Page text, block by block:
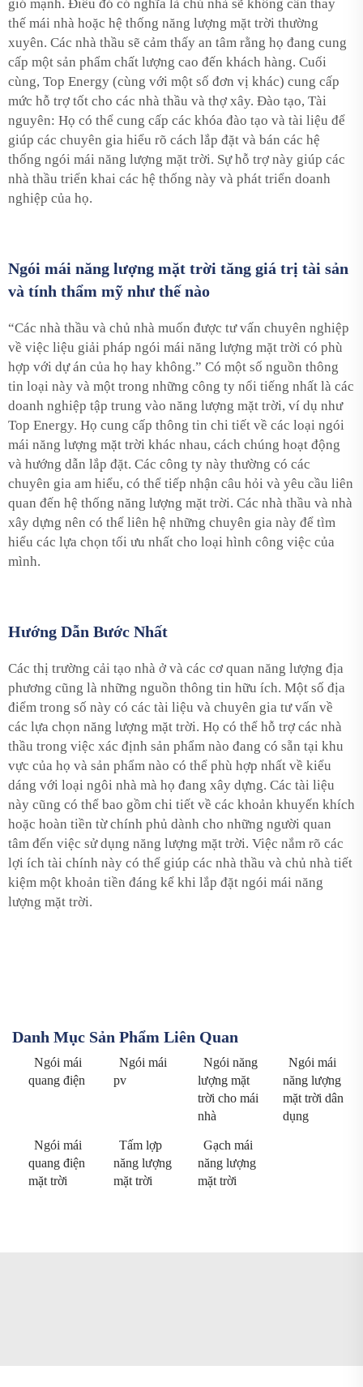
gió mạnh. Điều đó có nghĩa là chủ nhà sẽ không cần thay
thế mái nhà hoặc hệ thống năng lượng mặt trời thường
xuyên. Các nhà thầu sẽ cảm thấy an tâm rằng họ đang cung
cấp một sản phẩm chất lượng cao đến khách hàng. Cuối
cùng, Top Energy (cùng với một số đơn vị khác) cung cấp
mức hỗ trợ tốt cho các nhà thầu và thợ xây. Đào tạo, Tài
nguyên: Họ có thể cung cấp các khóa đào tạo và tài liệu để
giúp các chuyên gia hiểu rõ cách lắp đặt và bán các hệ
thống ngói mái năng lượng mặt trời. Sự hỗ trợ này giúp các
nhà thầu triển khai các hệ thống này và phát triển doanh
nghiệp của họ.
Ngói mái năng lượng mặt trời tăng giá trị tài sản
và tính thẩm mỹ như thế nào
“Các nhà thầu và chủ nhà muốn được tư vấn chuyên nghiệp
về việc liệu giải pháp ngói mái năng lượng mặt trời có phù
hợp với dự án của họ hay không.” Có một số nguồn thông
tin loại này và một trong những công ty nổi tiếng nhất là các
doanh nghiệp tập trung vào năng lượng mặt trời, ví dụ như
Top Energy. Họ cung cấp thông tin chi tiết về các loại ngói
mái năng lượng mặt trời khác nhau, cách chúng hoạt động
và hướng dẫn lắp đặt. Các công ty này thường có các
chuyên gia am hiểu, có thể tiếp nhận câu hỏi và yêu cầu liên
quan đến hệ thống năng lượng mặt trời. Các nhà thầu và nhà
xây dựng nên có thể liên hệ những chuyên gia này để tìm
hiểu các lựa chọn tối ưu nhất cho loại hình công việc của
mình.
Hướng Dẫn Bước Nhất
Các thị trường cải tạo nhà ở và các cơ quan năng lượng địa
phương cũng là những nguồn thông tin hữu ích. Một số địa
điểm trong số này có các tài liệu và chuyên gia tư vấn về
các lựa chọn năng lượng mặt trời. Họ có thể hỗ trợ các nhà
thầu trong việc xác định sản phẩm nào đang có sẵn tại khu
vực của họ và sản phẩm nào có thể phù hợp nhất về kiểu
dáng với loại ngôi nhà mà họ đang xây dựng. Các tài liệu
này cũng có thể bao gồm chi tiết về các khoản khuyến khích
hoặc hoàn tiền từ chính phủ dành cho những người quan
tâm đến việc sử dụng năng lượng mặt trời. Việc nắm rõ các
lợi ích tài chính này có thể giúp các nhà thầu và chủ nhà tiết
kiệm một khoản tiền đáng kể khi lắp đặt ngói mái năng
lượng mặt trời.
Danh Mục Sản Phẩm Liên Quan
Ngói mái
quang điện
Ngói mái
pv
Ngói năng
lượng mặt
trời cho mái
nhà
Ngói mái
năng lượng
mặt trời dân
dụng
Ngói mái
quang điện
mặt trời
Tấm lợp
năng lượng
mặt trời
Gạch mái
năng lượng
mặt trời